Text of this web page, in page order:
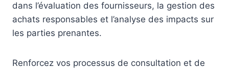
dans l’évaluation des fournisseurs, la gestion des
achats responsables et l’analyse des impacts sur
les parties prenantes.
Renforcez vos processus de consultation et de